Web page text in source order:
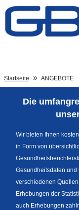
Zum Inhalt
Fußzeile
Startseite ANGEBOTE
Die
Wir bieten Ihnen
in Form von
Gesundheitsdaten
verschiedenen
Erhebungen der
auch Erhebungen